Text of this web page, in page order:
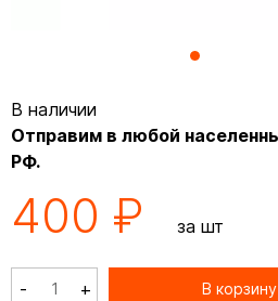
В наличии
Отправим в любой
РФ.
400 ₽ за шт
- + В корзину